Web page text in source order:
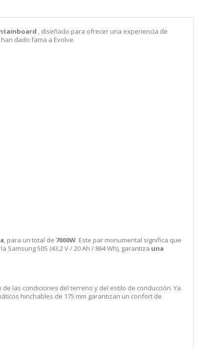
, diseñado para ofrecer una experiencia de
dado fama a Evolve.
, para un total de 7000W. Este par monumental significa que
50S (43,2 V / 20 Ah / 864 Wh), garantiza una
de las condiciones del terreno y del estilo de conducción. Ya
hinchables de 175 mm garantizan un confort de